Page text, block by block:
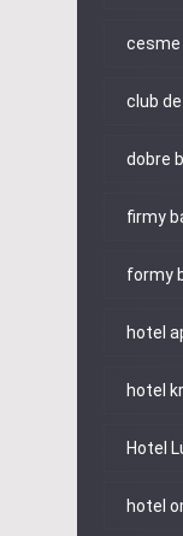
cesme
club
dobre
firmy
formy
hotel
hotel
Hotel
hotel